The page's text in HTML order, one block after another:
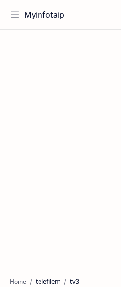
Myinfotaip
Home telefilem tv3